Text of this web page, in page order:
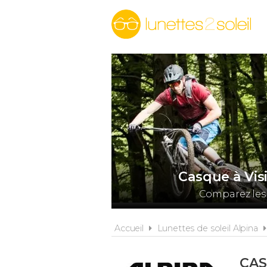
Casque à
Comparez
Accueil Lunettes de soleil Alpina